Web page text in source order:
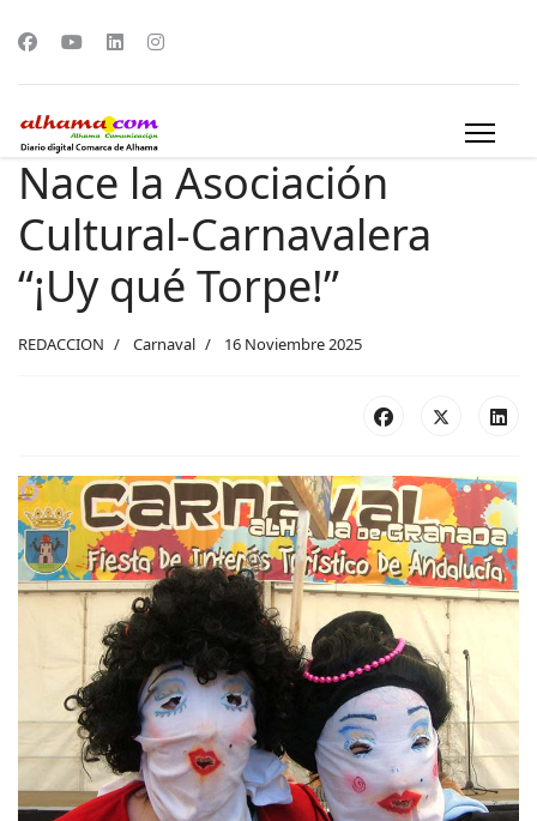
Nace la Asociación
Cultural-Carnavalera
“¡Uy qué Torpe!”
REDACCION Carnaval 16 Noviembre 2025